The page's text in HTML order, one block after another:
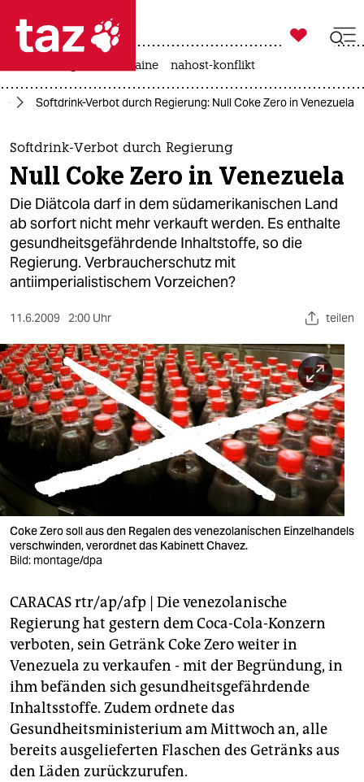
 taz zahl ich
taz zahl ich
themen
politik
öko
gesellschaft
kultur
berlin
nord
wahrheit
verlag
verlag
veranstaltungen
fragen & hilfe
unterstützen
abo
genossenschaft
epaper login

taz zahl ich
krieg in der ukraine nahost-konflikt
Softdrink-Verbot durch Regierung: Null Coke Zero in Venezuela
Softdrink-Verbot durch Regierung
Null Coke Zero in Venezuela
Die Diätcola darf in dem südamerikanischen Land
ab sorfort nicht mehr verkauft werden. Es enthalte
gesundheitsgefährdende Inhaltstoffe, so die
Regierung. Verbraucherschutz mit
antiimperialistischem Vorzeichen?
11.6.2009 2:00 Uhr teilen
Coke Zero soll aus den Regalen des venezolanischen Einzelhandels
verschwinden, verordnet das Kabinett Chavez.
Bild: montage/dpa
CARACAS rtr/ap/afp | Die venezolanische
Regierung hat gestern dem Coca-Cola-Konzern
verboten, sein Getränk Coke Zero weiter in
Venezuela zu verkaufen - mit der Begründung, in
ihm befänden sich gesundheitsgefährdende
Inhaltsstoffe. Zudem ordnete das
Gesundheitsministerium am Mittwoch an, alle
bereits ausgelieferten Flaschen des Getränks aus
den Läden zurückzurufen.